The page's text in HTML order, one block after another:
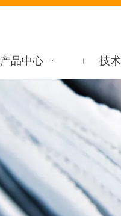
产品中心 技